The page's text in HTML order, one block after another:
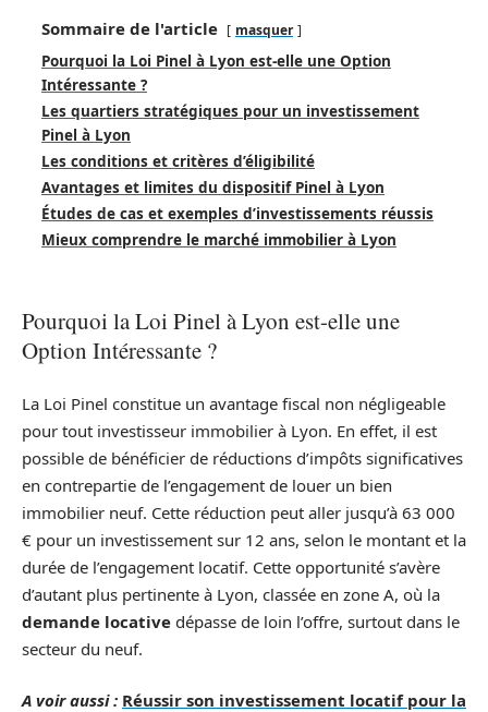
Sommaire de l'article masquer
Pourquoi la Loi Pinel à Lyon est-elle une Option
Intéressante ?
Les quartiers stratégiques pour un investissement
Pinel à Lyon
Les conditions et critères d’éligibilité
Avantages et limites du dispositif Pinel à Lyon
Études de cas et exemples d’investissements réussis
Mieux comprendre le marché immobilier à Lyon
Pourquoi la Loi Pinel à Lyon est-elle une
Option Intéressante ?
La Loi Pinel constitue un avantage fiscal non négligeable
pour tout investisseur immobilier à Lyon. En effet, il est
possible de bénéficier de réductions d’impôts significatives
en contrepartie de l’engagement de louer un bien
immobilier neuf. Cette réduction peut aller jusqu’à 63 000
€ pour un investissement sur 12 ans, selon le montant et la
durée de l’engagement locatif. Cette opportunité s’avère
d’autant plus pertinente à Lyon, classée en zone A, où la
demande locative dépasse de loin l’offre, surtout dans le
secteur du neuf.
A voir aussi : Réussir son investissement locatif pour la